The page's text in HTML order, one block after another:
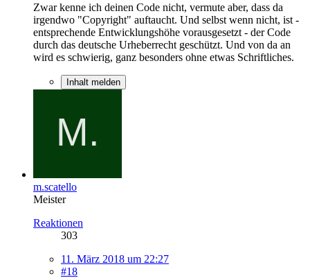
Zwar kenne ich deinen Code nicht, vermute aber, dass da
irgendwo "Copyright" auftaucht. Und selbst wenn nicht, ist -
entsprechende Entwicklungshöhe vorausgesetzt - der Code
durch das deutsche Urheberrecht geschützt. Und von da an
wird es schwierig, ganz besonders ohne etwas Schriftliches.
Inhalt melden
m.scatello
Meister
Reaktionen
303
11. März 2018 um 22:27
#18